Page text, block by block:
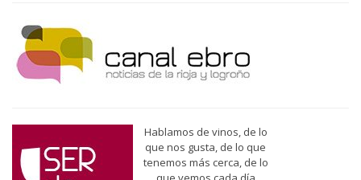
Hablamos de vinos, de lo
que nos gusta, de lo que
tenemos más cerca, de lo